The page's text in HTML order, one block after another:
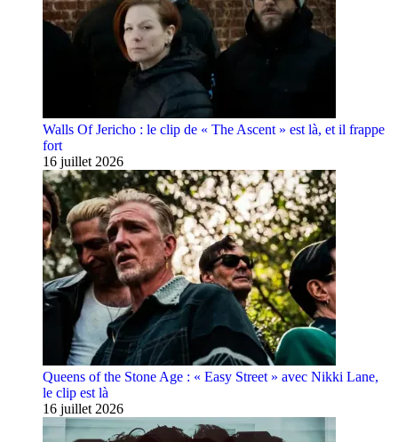
Walls Of Jericho : le clip de « The Ascent » est là, et il frappe
fort
16 juillet 2026
Queens of the Stone Age : « Easy Street » avec Nikki Lane,
le clip est là
16 juillet 2026